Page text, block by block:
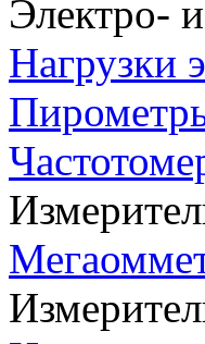
Электро-
Нагрузки